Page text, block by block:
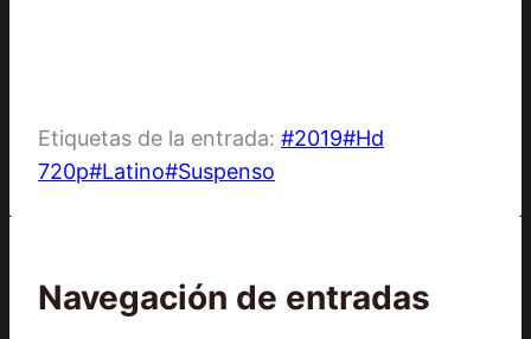
Etiquetas de la entrada: #2019#Hd
720p#Latino#Suspenso
Navegación de entradas